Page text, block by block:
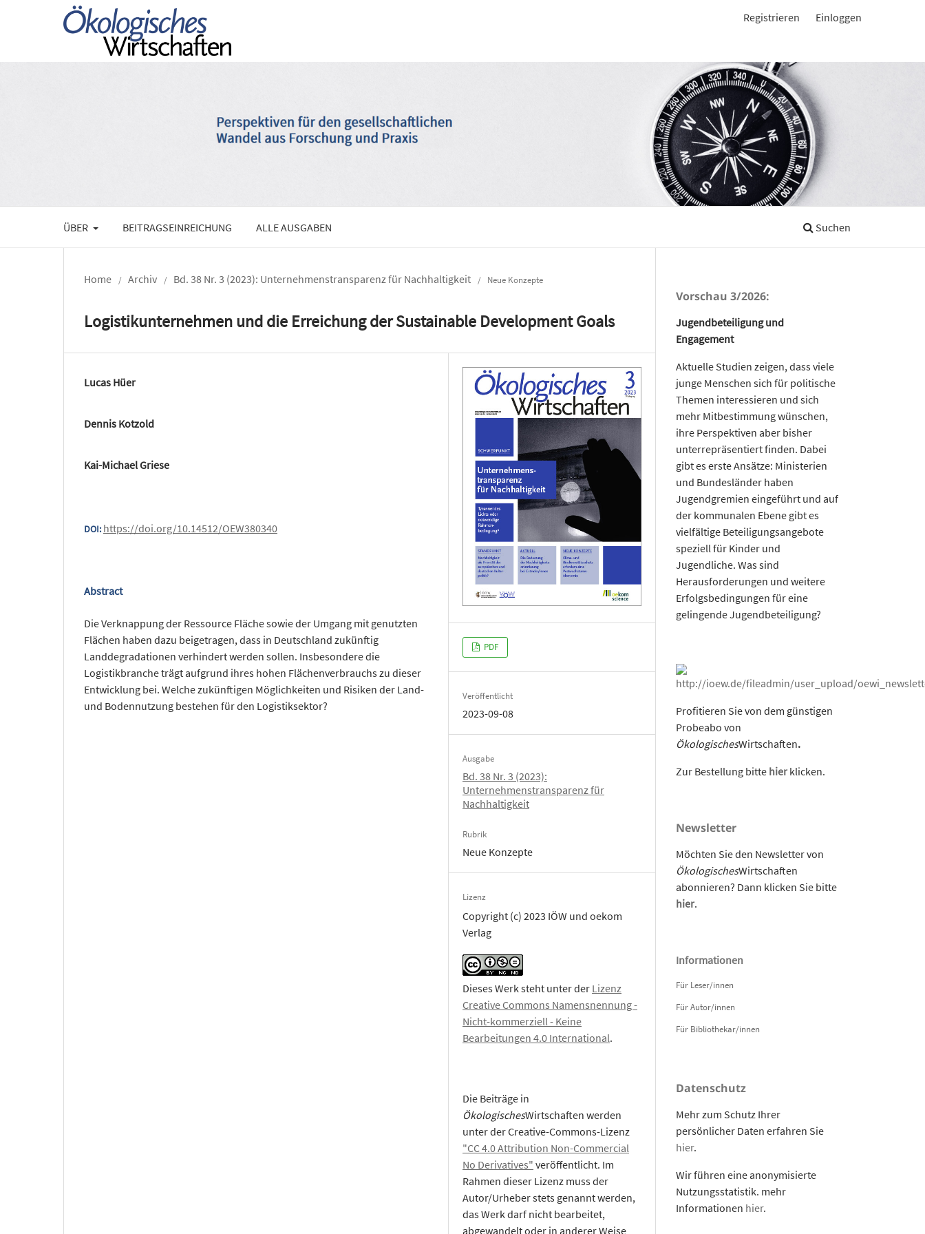
ÜBER BEITRAGSEINREICHUNG ALLE AUSGABEN Suchen
Registrieren Einloggen
Home / Archiv / Bd. 38 Nr. 3 (2023): Unternehmenstransparenz für Nachhaltigkeit / Neue Konzepte
Logistikunternehmen und die Erreichung der Sustainable Development Goals
Lucas Hüer
Dennis Kotzold
Kai-Michael Griese
DOI: https://doi.org/10.14512/OEW380340
Abstract
Die Verknappung der Ressource Fläche sowie der Umgang mit genutzten
Flächen haben dazu beigetragen, dass in Deutschland zukünftig
Landdegradationen verhindert werden sollen. Insbesondere die
Logistikbranche trägt aufgrund ihres hohen Flächenverbrauchs zu dieser
Entwicklung bei. Welche zukünftigen Möglichkeiten und Risiken der Land-
und Bodennutzung bestehen für den Logistiksektor?
PDF
Veröffentlicht
2023-09-08
Ausgabe
Bd. 38 Nr. 3 (2023):
Unternehmenstransparenz für
Nachhaltigkeit
Rubrik
Neue Konzepte
Lizenz
Copyright (c) 2023 IÖW und oekom
Verlag
Dieses Werk steht unter der Lizenz
Creative Commons Namensnennung -
Nicht-kommerziell - Keine
Bearbeitungen 4.0 International.
Die Beiträge in
ÖkologischesWirtschaften werden
unter der Creative-Commons-Lizenz
"CC 4.0 Attribution Non-Commercial
No Derivatives" veröffentlicht. Im
Rahmen dieser Lizenz muss der
Autor/Urheber stets genannt werden,
das Werk darf nicht bearbeitet,
abgewandelt oder in anderer Weise
Vorschau 3/2026:
Jugendbeteiligung und
Engagement
Aktuelle Studien zeigen, dass viele
junge Menschen sich für politische
Themen interessieren und sich
mehr Mitbestimmung wünschen,
ihre Perspektiven aber bisher
unterrepräsentiert finden. Dabei
gibt es erste Ansätze: Ministerien
und Bundesländer haben
Jugendgremien eingeführt und auf
der kommunalen Ebene gibt es
vielfältige Beteiligungsangebote
speziell für Kinder und
Jugendliche. Was sind
Herausforderungen und weitere
Erfolgsbedingungen für eine
gelingende Jugendbeteiligung?
Profitieren Sie von dem günstigen
Probeabo von
ÖkologischesWirtschaften.
Zur Bestellung bitte hier klicken.
Newsletter
Möchten Sie den Newsletter von
ÖkologischesWirtschaften
abonnieren? Dann klicken Sie bitte
hier.
Informationen
Für Leser/innen
Für Autor/innen
Für Bibliothekar/innen
Datenschutz
Mehr zum Schutz Ihrer
persönlicher Daten erfahren Sie
hier.
Wir führen eine anonymisierte
Nutzungsstatistik. mehr
Informationen hier.